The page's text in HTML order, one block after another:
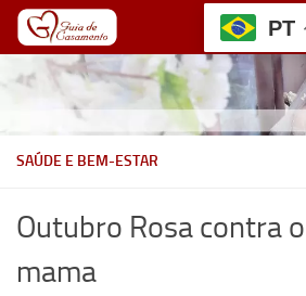
Skip to content
SAÚDE E BEM-ESTAR
Outubro Rosa contra
mama
PT